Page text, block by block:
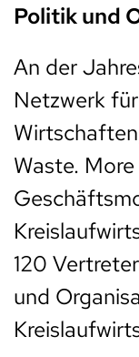
Politik und
An der
Netzwerk
Waste.
120
und